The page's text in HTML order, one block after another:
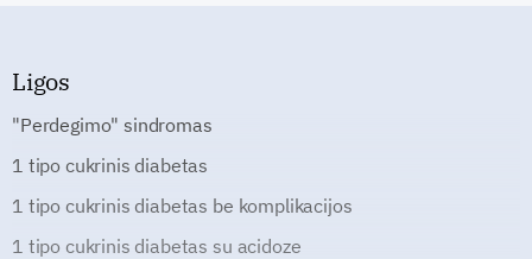
Ligos
"Perdegimo" sindromas
1 tipo cukrinis diabetas
1 tipo cukrinis diabetas be komplikacijos
1 tipo cukrinis diabetas su acidoze